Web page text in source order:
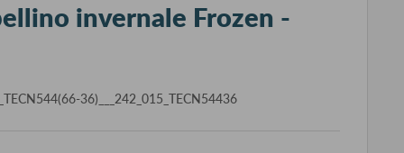
invernale Frozen -
36)___242_015_TECN54436